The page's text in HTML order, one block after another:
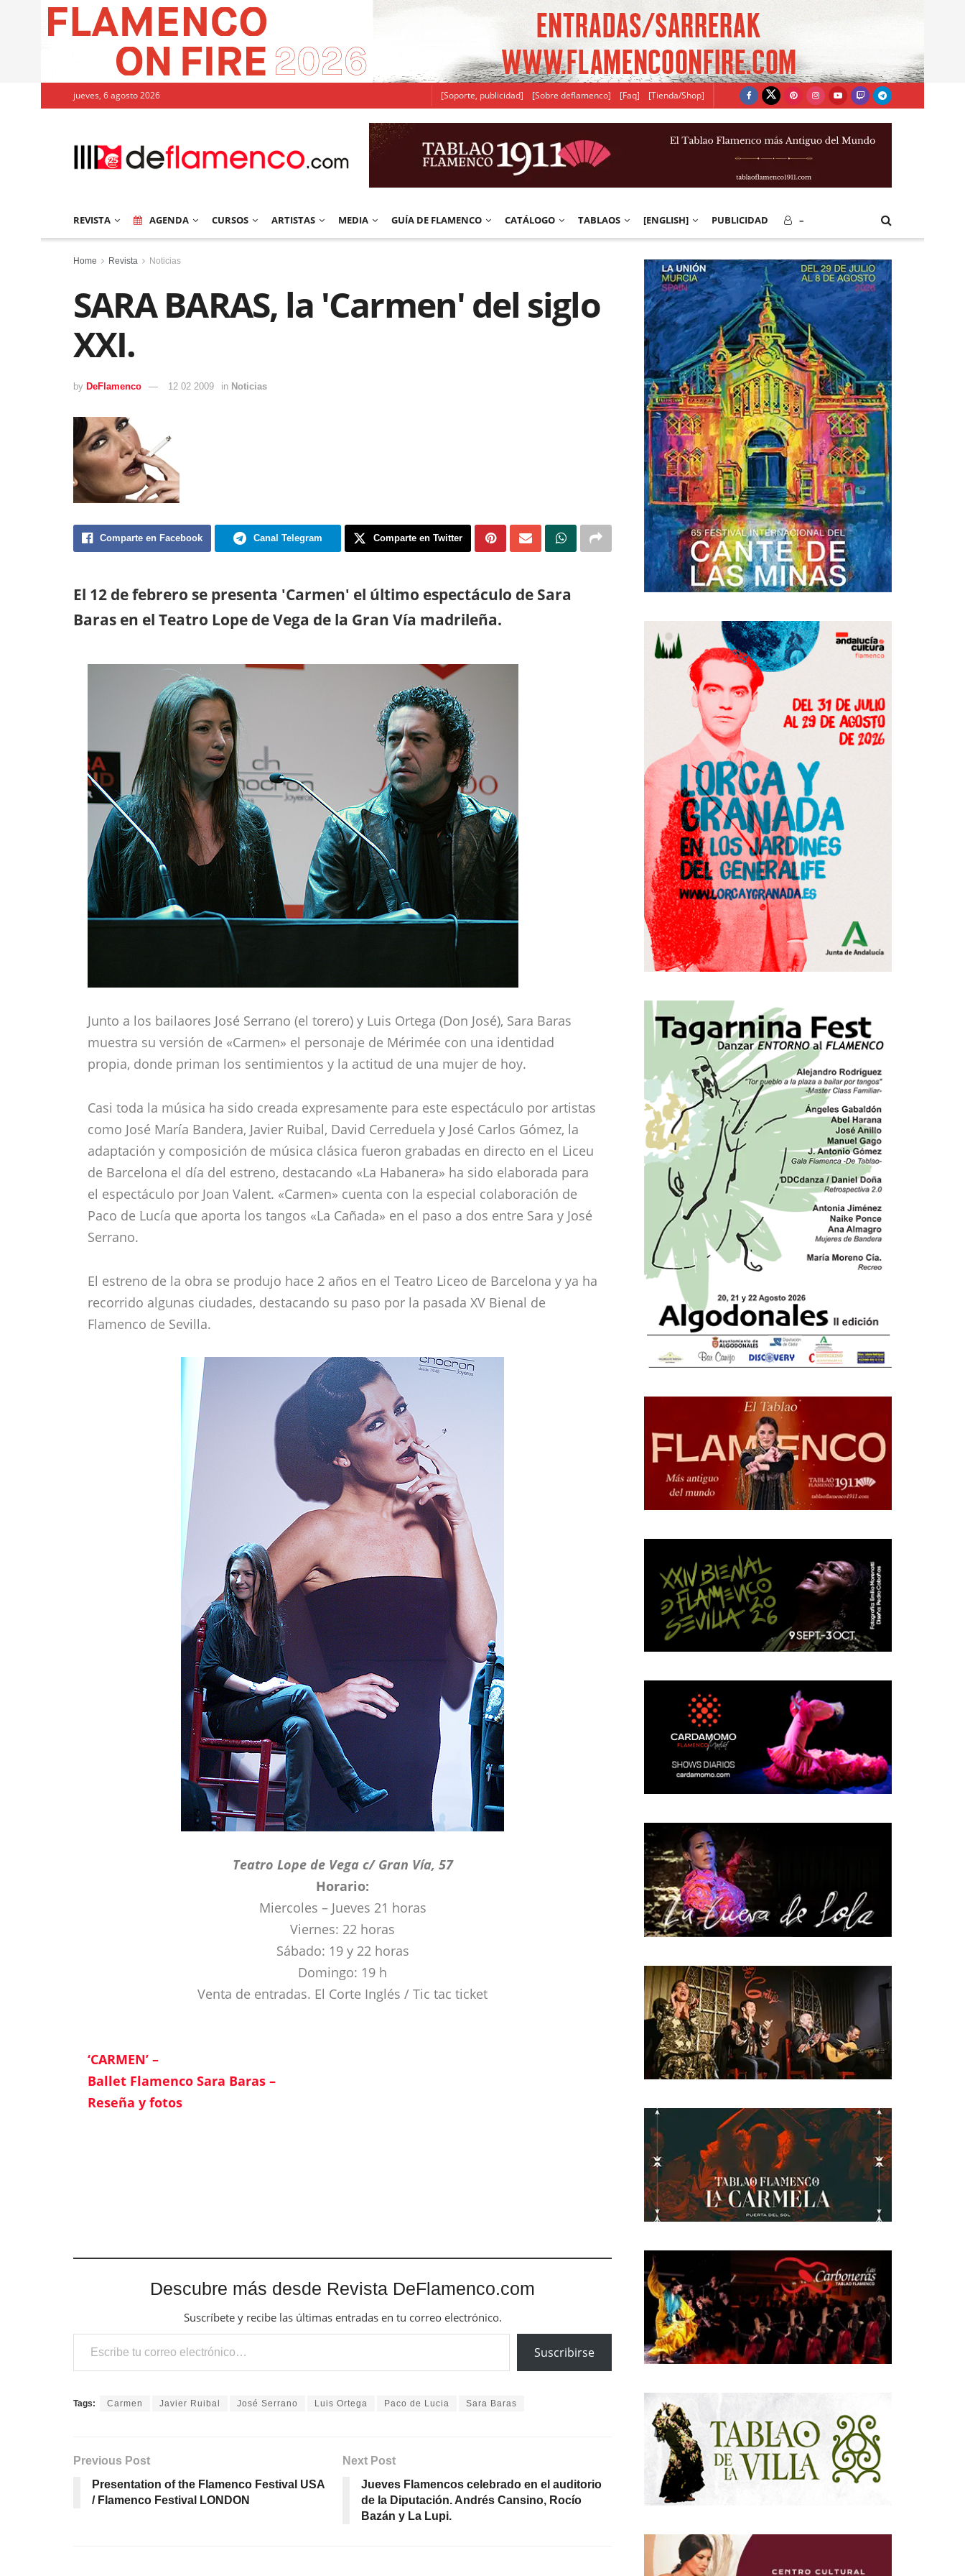
jueves, 6 agosto 2026 [Soporte, publicidad] [Sobre deflamenco] [Faq] [Tienda/Shop]
REVISTA AGENDA CURSOS ARTISTAS MEDIA GUÍA DE FLAMENCO CATÁLOGO TABLAOS [ENGLISH] PUBLICIDAD –
Home Revista Noticias
SARA BARAS, la 'Carmen' del siglo
XXI.
by DeFlamenco 12 02 2009 in Noticias
Comparte en Facebook Canal Telegram Comparte en Twitter
El 12 de febrero se presenta 'Carmen' el último espectáculo de Sara
Baras en el Teatro Lope de Vega de la Gran Vía madrileña.
Junto a los bailaores José Serrano (el torero) y Luis Ortega (Don José), Sara Baras
muestra su versión de «Carmen» el personaje de Mérimée con una identidad
propia, donde priman los sentimientos y la actitud de una mujer de hoy.
Casi toda la música ha sido creada expresamente para este espectáculo por artistas
como José María Bandera, Javier Ruibal, David Cerreduela y José Carlos Gómez, la
adaptación y composición de música clásica fueron grabadas en directo en el Liceu
de Barcelona el día del estreno, destacando «La Habanera» ha sido elaborada para
el espectáculo por Joan Valent. «Carmen» cuenta con la especial colaboración de
Paco de Lucía que aporta los tangos «La Cañada» en el paso a dos entre Sara y José
Serrano.
El estreno de la obra se produjo hace 2 años en el Teatro Liceo de Barcelona y ya ha
recorrido algunas ciudades, destacando su paso por la pasada XV Bienal de
Flamenco de Sevilla.
Teatro Lope de Vega c/ Gran Vía, 57
Horario:
Miercoles – Jueves 21 horas
Viernes: 22 horas
Sábado: 19 y 22 horas
Domingo: 19 h
Venta de entradas. El Corte Inglés / Tic tac ticket
‘CARMEN’ –
Ballet Flamenco Sara Baras –
Reseña y fotos
Descubre más desde Revista DeFlamenco.com
Suscríbete y recibe las últimas entradas en tu correo electrónico.
Escribe tu correo electrónico…
Suscribirse
Tags: Carmen Javier Ruibal José Serrano Luis Ortega Paco de Lucia Sara Baras
Previous Post
Presentation of the Flamenco Festival USA
/ Flamenco Festival LONDON
Next Post
Jueves Flamencos celebrado en el auditorio
de la Diputación. Andrés Cansino, Rocío
Bazán y La Lupi.